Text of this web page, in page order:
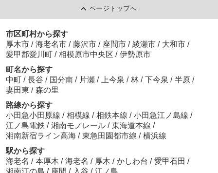
ページトップへ
市区町村から探す
厚木市 / 海老名市 / 藤沢市 / 座間市 / 綾瀬市 / 大和市 /
愛甲郡愛川町
/ 相模原市中央区 / 伊勢原市
町名から探す
中町 / 長谷 / 国分南 / 片瀬 / 上今泉 / 林 / 下今泉 / 半原 /
妻田東 / 森の里
路線から探す
小田急小田原線 / 相模線 / 相鉄本線 / 小田急江ノ島線 /
江ノ島電鉄 / 湘南モノレール / 東海道本線 /
湘南新宿ライン高海 / 東急田園都市線 / 横浜線
駅から探す
海老名 / 本厚木 / 海老名 / 厚木 / かしわ台 / 愛甲石田 /